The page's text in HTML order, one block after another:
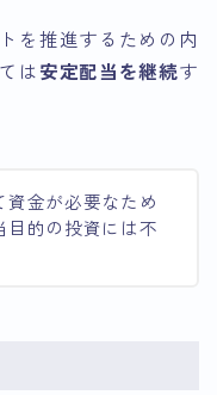
を推進するための内
は安定配当を継続す
資金が必要なため
目的の投資には不